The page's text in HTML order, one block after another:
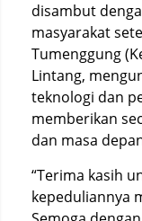
disambut
masyarakat
Tumenggung
Lintang,
teknologi dan
memberikan
dan masa
“Terima kasih
kepeduliannya